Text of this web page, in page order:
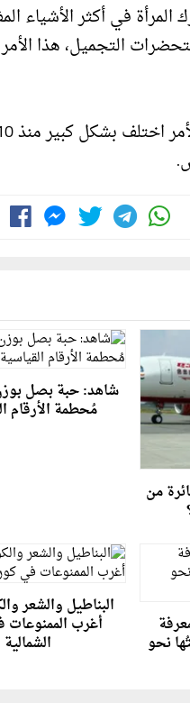
في أكثر الأشياء
التجميل، هذا
من
مُحطمة الأرقام
نحو
البناطيل والشعر
أغرب الممنوعات
الشمالية